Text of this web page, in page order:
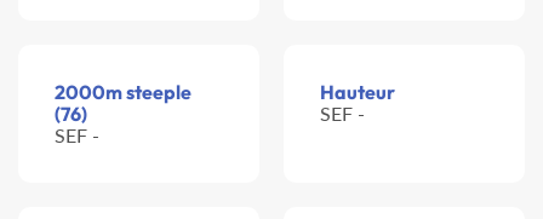
2000m steeple
(76)
SEF -
Hauteur
SEF -